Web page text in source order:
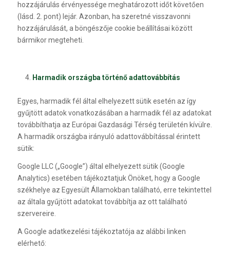
hozzájárulás érvényessége meghatározott időt követően
(lásd. 2. pont) lejár. Azonban, ha szeretné visszavonni
hozzájárulását, a böngészője cookie beállításai között
bármikor megteheti.
Harmadik országba történő adattovábbítás
Egyes, harmadik fél által elhelyezett sütik esetén az így
gyűjtött adatok vonatkozásában a harmadik fél az adatokat
továbbíthatja az Európai Gazdasági Térség területén kívülre.
A harmadik országba irányuló adattovábbítással érintett
sütik:
Google LLC („Google”) által elhelyezett sütik (Google
Analytics) esetében tájékoztatjuk Önöket, hogy a Google
székhelye az Egyesült Államokban található, erre tekintettel
az általa gyűjtött adatokat továbbítja az ott található
szervereire.
A Google adatkezelési tájékoztatója az alábbi linken
elérhető: